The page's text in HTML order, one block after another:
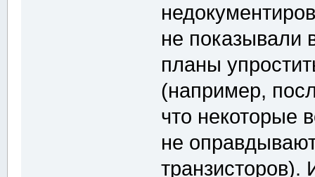
не показывали
планы
(например,
что некоторые
не